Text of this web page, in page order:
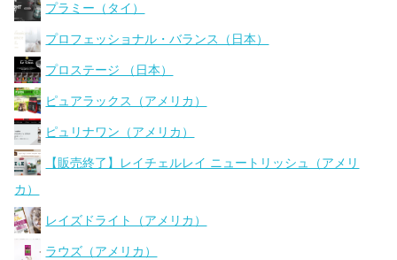
プラミー（タイ）
プロフェッショナル・バランス（日本）
プロステージ （日本）
ピュアラックス（アメリカ）
ピュリナワン（アメリカ）
【販売終了】レイチェルレイ ニュートリッシュ（アメリ
カ）
レイズドライト（アメリカ）
ラウズ（アメリカ）